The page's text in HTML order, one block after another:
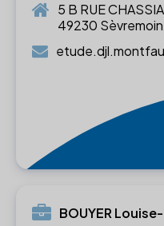
5 B RUE
49230
BOUYER